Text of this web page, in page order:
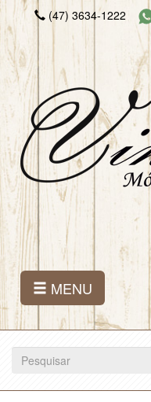
(47) 3634-1222
MENU